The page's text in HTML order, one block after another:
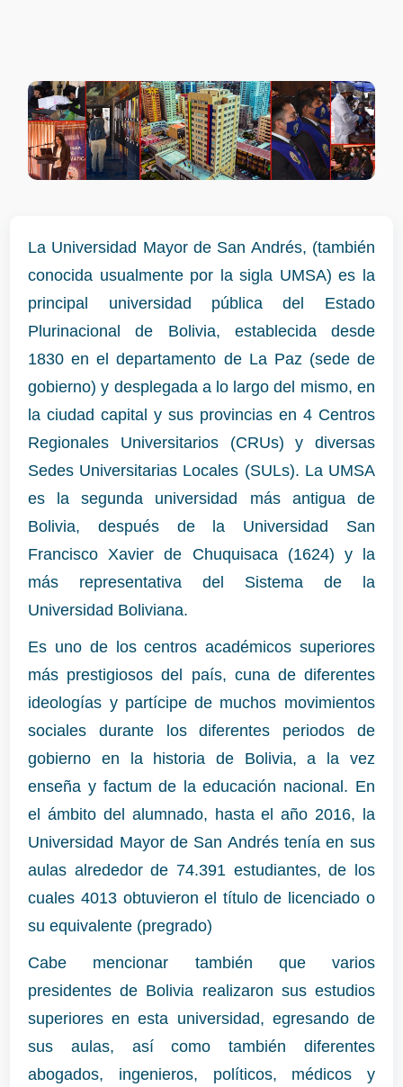
La Universidad Mayor de San Andrés, (también
conocida usualmente por la sigla UMSA) es la
principal universidad pública del Estado
Plurinacional de Bolivia, establecida desde
1830 en el departamento de La Paz (sede de
gobierno) y desplegada a lo largo del mismo, en
la ciudad capital y sus provincias en 4 Centros
Regionales Universitarios (CRUs) y diversas
Sedes Universitarias Locales (SULs). La UMSA
es la segunda universidad más antigua de
Bolivia, después de la Universidad San
Francisco Xavier de Chuquisaca (1624) y la
más representativa del Sistema de la
Universidad Boliviana.
Es uno de los centros académicos superiores
más prestigiosos del país, cuna de diferentes
ideologías y partícipe de muchos movimientos
sociales durante los diferentes periodos de
gobierno en la historia de Bolivia, a la vez
enseña y factum de la educación nacional. En
el ámbito del alumnado, hasta el año 2016, la
Universidad Mayor de San Andrés tenía en sus
aulas alrededor de 74.391 estudiantes, de los
cuales 4013 obtuvieron el título de licenciado o
su equivalente (pregrado)
Cabe mencionar también que varios
presidentes de Bolivia realizaron sus estudios
superiores en esta universidad, egresando de
sus aulas, así como también diferentes
abogados, ingenieros, políticos, médicos y